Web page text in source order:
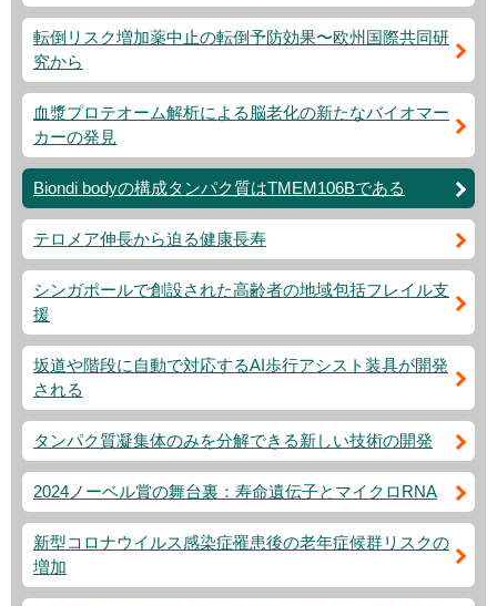
転倒リスク増加薬中止の転倒予防効果〜欧州国際共同研
究から
血漿プロテオーム解析による脳老化の新たなバイオマー
カーの発見
Biondi bodyの構成タンパク質はTMEM106Bである
テロメア伸長から迫る健康長寿
シンガポールで創設された高齢者の地域包括フレイル支
援
坂道や階段に自動で対応するAI歩行アシスト装具が開発
される
タンパク質凝集体のみを分解できる新しい技術の開発
2024ノーベル賞の舞台裏：寿命遺伝子とマイクロRNA
新型コロナウイルス感染症罹患後の老年症候群リスクの
増加